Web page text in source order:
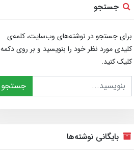
جستجو
برای جستجو در نوشته‌های وب‌سایت، کلمه‌ی
کلیدی مورد نظر خود را بنویسید و بر روی دکمه
کلیک کنید.
جستجو
بایگانی نوشته‌ها